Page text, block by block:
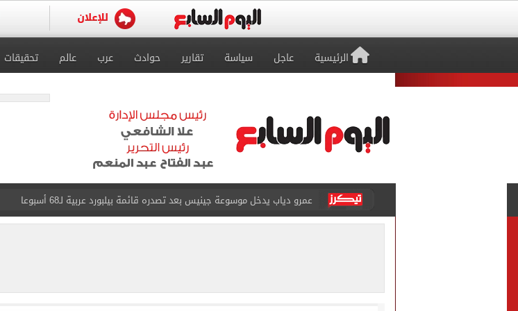
الرئيسية عاجل سياسة تقارير حوادث عرب عالم تحقيقات
عمرو دياب يدخل موسوعة جينيس بعد تصدره قائمة بيلبورد عربية لـ68 أسبوعا
إغلاق طريق مصر أسوان الزراعى الغربى كليا من المنيب للعياط.. اعرف التحويلات
الاستعلامات تفند ادعاءات ذا صن وميرور حول علاج سيدة بريطانية في شرم الشيخ